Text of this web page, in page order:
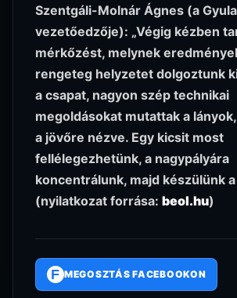
Szentgáli-Molnár Ágnes (a Gyula
vezetőedzője): „Végig kézben
mérkőzést, melynek
rengeteg helyzetet dolgoztunk
a csapat, nagyon szép technikai
megoldásokat mutattak a
a jövőre nézve. Egy kicsit most
fellélegezhetünk, a nagypályára
koncentrálunk, majd készülünk a
(nyilatkozat forrása: beol.hu)
F MEGOSZTÁS FACEBOOKON